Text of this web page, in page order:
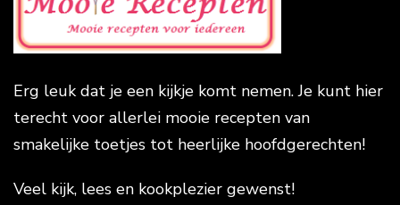
Erg leuk dat je een kijkje komt nemen. Je kunt hier
terecht voor allerlei mooie recepten van
smakelijke toetjes tot heerlijke hoofdgerechten!
Veel kijk, lees en kookplezier gewenst!